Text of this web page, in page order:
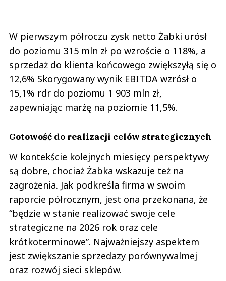
W pierwszym półroczu zysk netto Żabki urósł
do poziomu 315 mln zł po wzroście o 118%, a
sprzedaż do klienta końcowego zwiększyłą się o
12,6% Skorygowany wynik EBITDA wzrósł o
15,1% rdr do poziomu 1 903 mln zł,
zapewniając marżę na poziomie 11,5%.
Gotowość do realizacji celów strategicznych
W kontekście kolejnych miesięcy perspektywy
są dobre, chociaż Żabka wskazuje też na
zagrożenia. Jak podkreśla firma w swoim
raporcie półrocznym, jest ona przekonana, że
“będzie w stanie realizować swoje cele
strategiczne na 2026 rok oraz cele
krótkoterminowe”. Najważniejszy aspektem
jest zwiększanie sprzedazy porównywalmej
oraz rozwój sieci sklepów.